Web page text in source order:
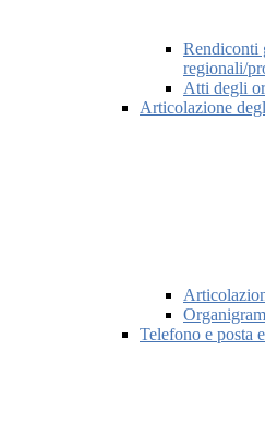
Rendiconti
regionali/
Atti degli
Articolazione
Telefono e posta